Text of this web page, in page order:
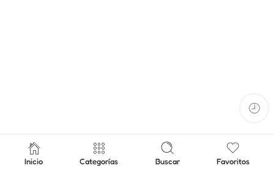
Inicio Categorías Buscar Favoritos